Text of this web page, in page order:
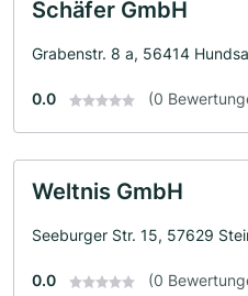
Schäfer GmbH
Grabenstr. 8 a, 56414
0.0 (0
Weltnis GmbH
Seeburger Str. 15, 57629
0.0 (0